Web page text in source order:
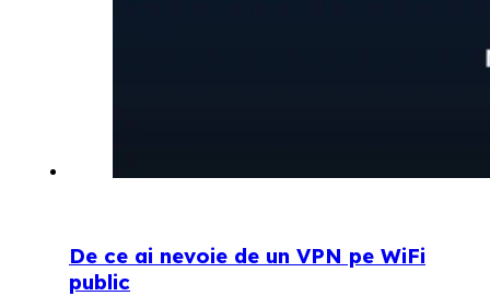
De ce ai nevoie de un VPN pe WiFi
public